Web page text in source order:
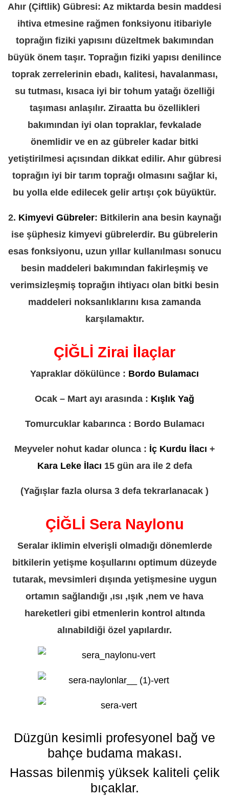
Ahır (Çiftlik) Gübresi: Az miktarda besin maddesi
ihtiva etmesine rağmen fonksiyonu itibariyle
toprağın fiziki yapısını düzeltmek bakımından
büyük önem taşır. Toprağın fiziki yapısı denilince
toprak zerrelerinin ebadı, kalitesi, havalanması,
su tutması, kısaca iyi bir tohum yatağı özelliği
taşıması anlaşılır. Ziraatta bu özellikleri
bakımından iyi olan topraklar, fevkalade
önemlidir ve en az gübreler kadar bitki
yetiştirilmesi açısından dikkat edilir. Ahır gübresi
toprağın iyi bir tarım toprağı olmasını sağlar ki,
bu yolla elde edilecek gelir artışı çok büyüktür.
2. Kimyevi Gübreler: Bitkilerin ana besin kaynağı
ise şüphesiz kimyevi gübrelerdir. Bu gübrelerin
esas fonksiyonu, uzun yıllar kullanılması sonucu
besin maddeleri bakımından fakirleşmiş ve
verimsizleşmiş toprağın ihtiyacı olan bitki besin
maddeleri noksanlıklarını kısa zamanda
karşılamaktır.
ÇİĞLİ Zirai İlaçlar
Yapraklar dökülünce : Bordo Bulamacı
Ocak – Mart ayı arasında : Kışlık Yağ
Tomurcuklar kabarınca : Bordo Bulamacı
Meyveler nohut kadar olunca : İç Kurdu İlacı +
Kara Leke İlacı 15 gün ara ile 2 defa
(Yağışlar fazla olursa 3 defa tekrarlanacak )
ÇİĞLİ Sera Naylonu
Seralar iklimin elverişli olmadığı dönemlerde
bitkilerin yetişme koşullarını optimum düzeyde
tutarak, mevsimleri dışında yetişmesine uygun
ortamın sağlandığı ,ısı ,ışık ,nem ve hava
hareketleri gibi etmenlerin kontrol altında
alınabildiği özel yapılardır.
Düzgün kesimli profesyonel bağ ve
bahçe budama makası.
Hassas bilenmiş yüksek kaliteli çelik
bıçaklar.